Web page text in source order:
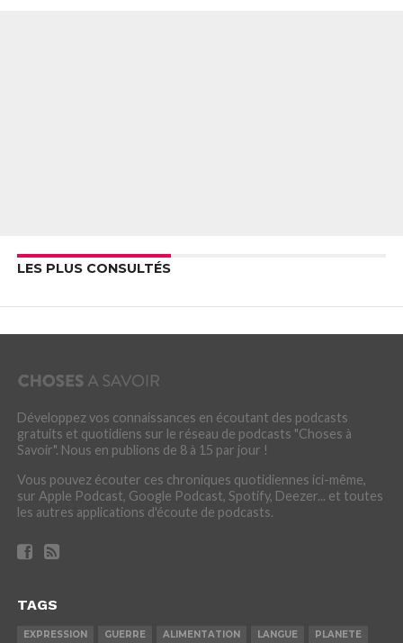
LES PLUS CONSULTÉS
Développez vos connaissances en écoutant des podcasts
gratuits et quotidiens sur le réseau de podcasts "Choses à
Savoir". Nous en publions de 8 à 15 par jour !
Vous pouvez écouter ces chroniques quotidiennes ici-même,
sur Apple Podcast, Google Podcast, Spotify, Deezer... et toutes
les autres applications d'écoute de podcasts.
TAGS
EXPRESSION GUERRE ALIMENTATION LANGUE PLANETE